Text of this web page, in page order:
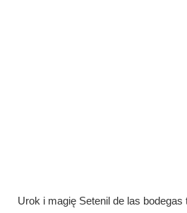
Urok i magię Setenil de las